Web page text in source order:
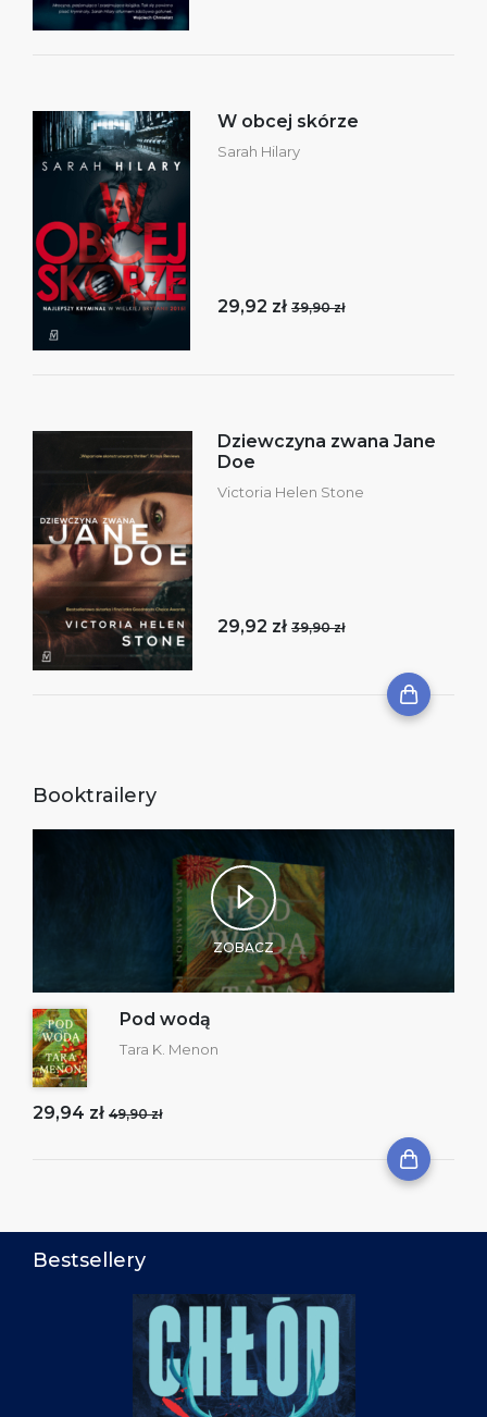
W obcej skórze
Sarah Hilary
29,92 zł 39,90 zł
Dziewczyna zwana Jane
Doe
Victoria Helen Stone
29,92 zł 39,90 zł
Booktrailery
ZOBACZ
Pod wodą
Tara K. Menon
29,94 zł 49,90 zł
Bestsellery